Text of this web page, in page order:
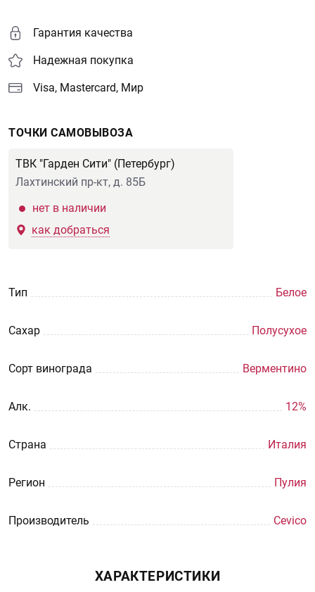
Гарантия качества
Надежная покупка
Visa, Mastercard, Мир
ТОЧКИ САМОВЫВОЗА
ТВК "Гарден Сити" (Петербург)
Лахтинский пр-кт, д. 85Б
нет в наличии
как добраться
Тип Белое
Сахар Полусухое
Сорт винограда Верментино
Aлк. 12%
Страна Италия
Регион Пулия
Производитель Cevico
ХАРАКТЕРИСТИКИ